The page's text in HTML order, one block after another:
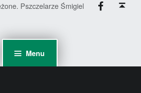
Menu
Pszczelarze Śmigiel